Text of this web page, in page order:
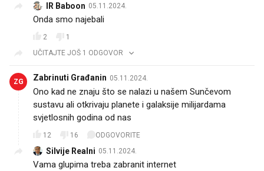
IR Baboon 05.11.2024.
Onda smo najebali
2
1
UČITAJTE JOŠ 1 ODGOVOR
ZG Zabrinuti Građanin 05.11.2024.
Ono kad ne znaju što se nalazi u našem Sunčevom
sustavu ali otkrivaju planete i galaksije milijardama
svjetlosnih godina od nas
12 16 ODGOVORITE
Silvije Realni 05.11.2024.
Vama glupima treba zabranit internet